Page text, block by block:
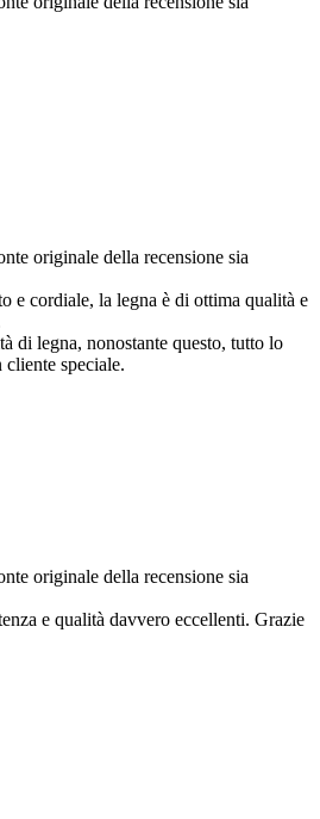
originale della recensione sia
e cordiale, la legna è di ottima qualità e
di legna, nonostante questo, tutto lo
speciale.
originale della recensione sia
e qualità davvero eccellenti. Grazie